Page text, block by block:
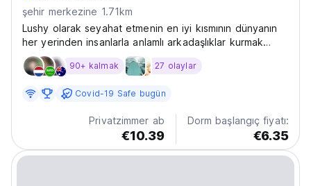
şehir merkezine 1.71km
Lushy olarak seyahat etmenin en iyi kısmının dünyanın
her yerinden insanlarla anlamlı arkadaşlıklar kurmak
olduğuna inanıyoruz.
90+ kalmak 27 olaylar
Covid-19 Safe bugün
Privatzimmer ab
€10.39
Dorm başlangıç fiyatı:
€6.35